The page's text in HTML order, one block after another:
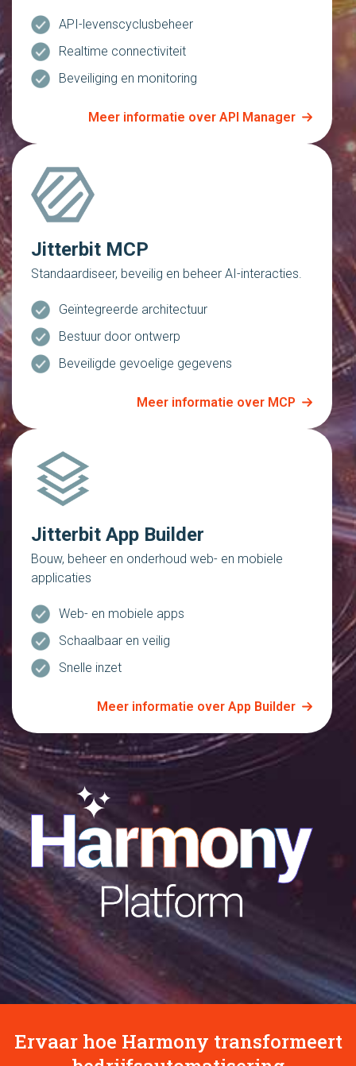
API-levenscyclusbeheer
Realtime connectiviteit
Beveiliging en monitoring
Meer informatie over API Manager
Jitterbit MCP
Standaardiseer, beveilig en beheer AI-interacties.
Geïntegreerde architectuur
Bestuur door ontwerp
Beveiligde gevoelige gegevens
Meer informatie over MCP
Jitterbit App Builder
Bouw, beheer en onderhoud web- en mobiele
applicaties
Web- en mobiele apps
Schaalbaar en veilig
Snelle inzet
Meer informatie over App Builder
Ervaar hoe Harmony transformeert